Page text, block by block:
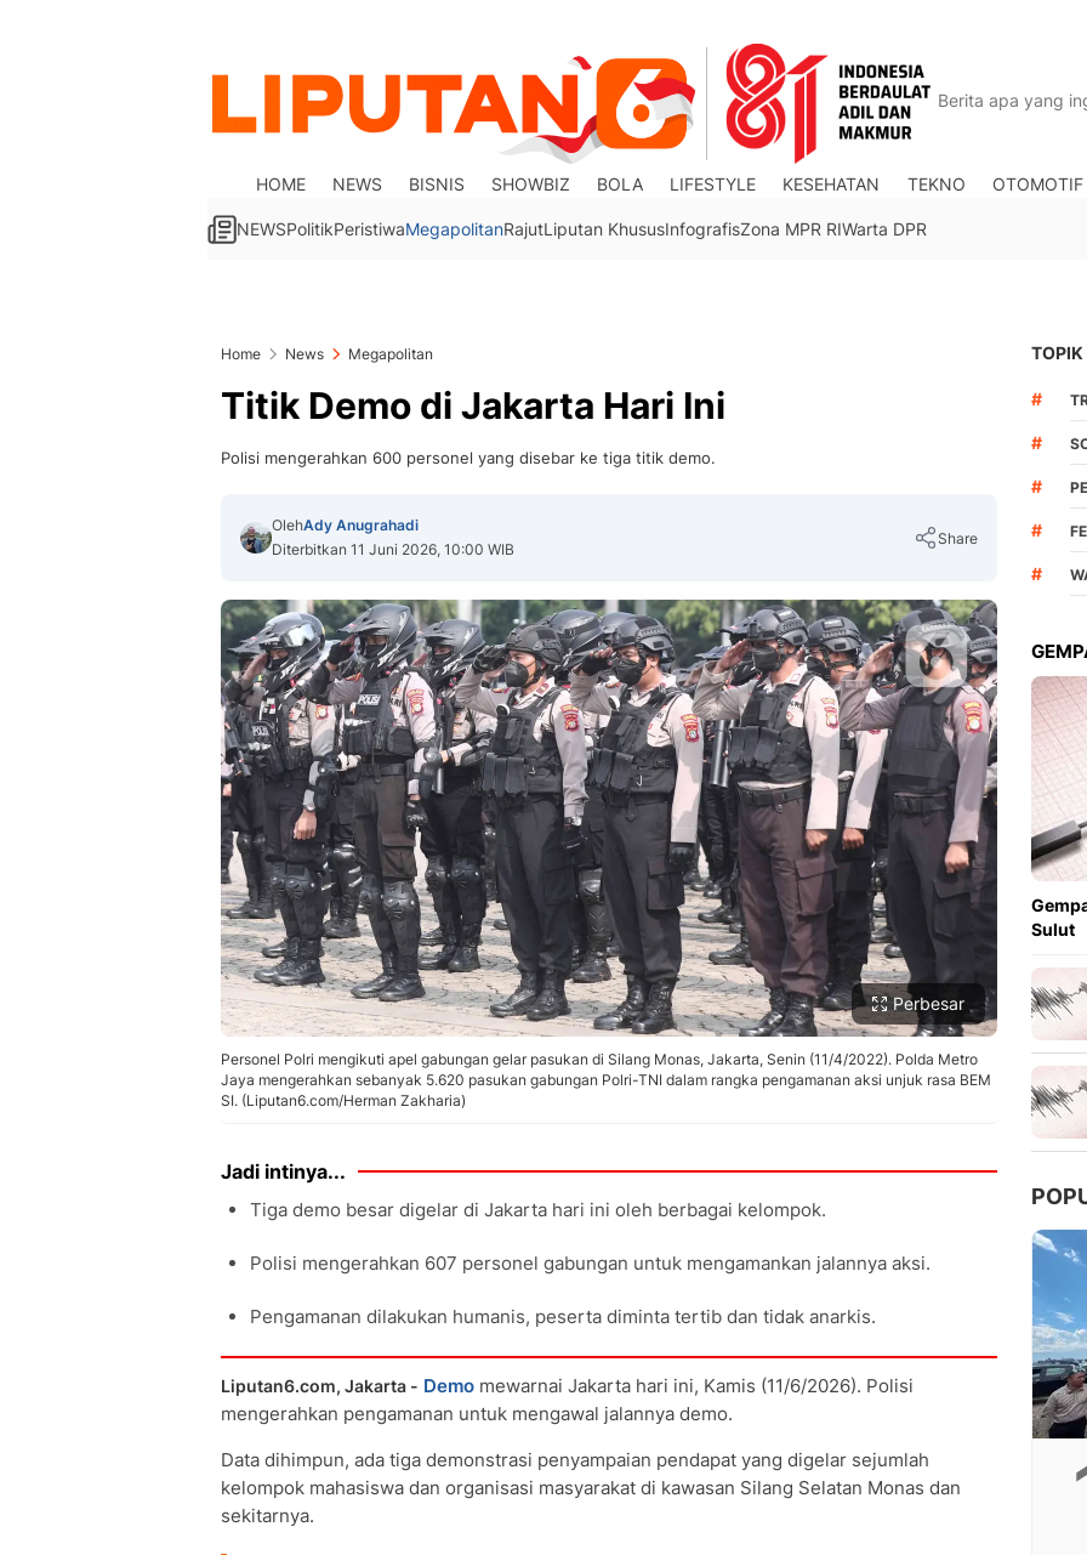
HOME NEWS BISNIS SHOWBIZ BOLA LIFESTYLE KESEHATAN TEKNO OTOMOTIF
NEWSPolitikPeristiwaMegapolitanRajutLiputan KhususInfografisZona MPR RIWarta DPR
Home News Megapolitan
Titik Demo di Jakarta Hari Ini
Polisi mengerahkan 600 personel yang disebar ke tiga titik demo.
OlehAdy Anugrahadi
Diterbitkan 11 Juni 2026, 10:00 WIB
Share
Copy Link
Perbesar
Personel Polri mengikuti apel gabungan gelar pasukan di Silang Monas, Jakarta, Senin (11/4/2022). Polda Metro
Jaya mengerahkan sebanyak 5.620 pasukan gabungan Polri-TNI dalam rangka pengamanan aksi unjuk rasa BEM
SI. (Liputan6.com/Herman Zakharia)
Jadi intinya...
Tiga demo besar digelar di Jakarta hari ini oleh berbagai kelompok.
Polisi mengerahkan 607 personel gabungan untuk mengamankan jalannya aksi.
Pengamanan dilakukan humanis, peserta diminta tertib dan tidak anarkis.
Liputan6.com, Jakarta - Demo mewarnai Jakarta hari ini, Kamis (11/6/2026). Polisi
mengerahkan pengamanan untuk mengawal jalannya demo.
Data dihimpun, ada tiga demonstrasi penyampaian pendapat yang digelar sejumlah
kelompok mahasiswa dan organisasi masyarakat di kawasan Silang Selatan Monas dan
sekitarnya.
TOPIK
#
#
#
#
#
Sulut